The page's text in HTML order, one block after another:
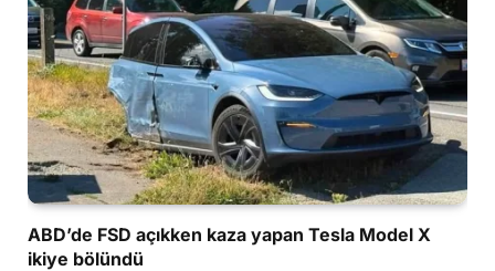
ABD’de FSD açıkken kaza yapan Tesla Model X
ikiye bölündü